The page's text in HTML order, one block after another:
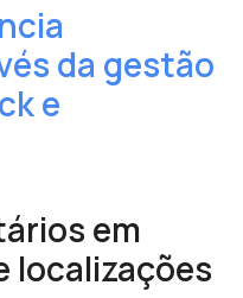
da gestão
e
em
localizações